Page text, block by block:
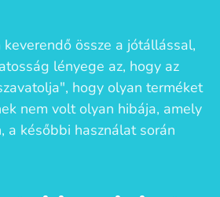
össze a jótállással,
lényege az, hogy az
hogy olyan terméket
nem volt olyan hibája, amely
a későbbi használat során